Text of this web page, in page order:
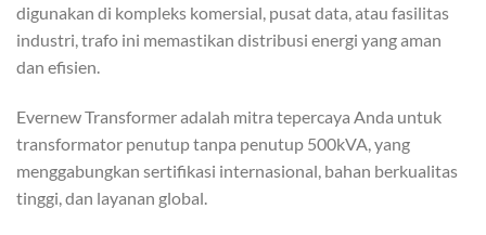
digunakan di kompleks komersial, pusat data, atau fasilitas
industri, trafo ini memastikan distribusi energi yang aman
dan efisien.
Evernew Transformer adalah mitra tepercaya Anda untuk
transformator penutup tanpa penutup 500kVA, yang
menggabungkan sertifikasi internasional, bahan berkualitas
tinggi, dan layanan global.